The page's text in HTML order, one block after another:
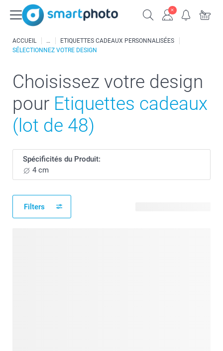
ACCUEIL
ETIQUETTES CADEAUX PERSONNALISÉES
SÉLECTIONNEZ VOTRE DESIGN
Choisissez votre design
pour Etiquettes cadeaux
(lot de 48)
Spécificités du Produit:
4 cm
Filters